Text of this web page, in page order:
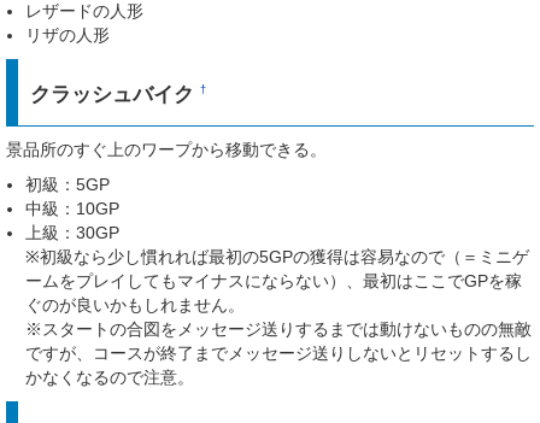
レザードの人形
リザの人形
クラッシュバイク†
景品所のすぐ上のワープから移動できる。
初級：5GP
中級：10GP
上級：30GP
※初級なら少し慣れれば最初の5GPの獲得は容易なので（＝ミニゲ
ームをプレイしてもマイナスにならない）、最初はここでGPを稼
ぐのが良いかもしれません。
※スタートの合図をメッセージ送りするまでは動けないものの無敵
ですが、コースが終了までメッセージ送りしないとリセットするし
かなくなるので注意。